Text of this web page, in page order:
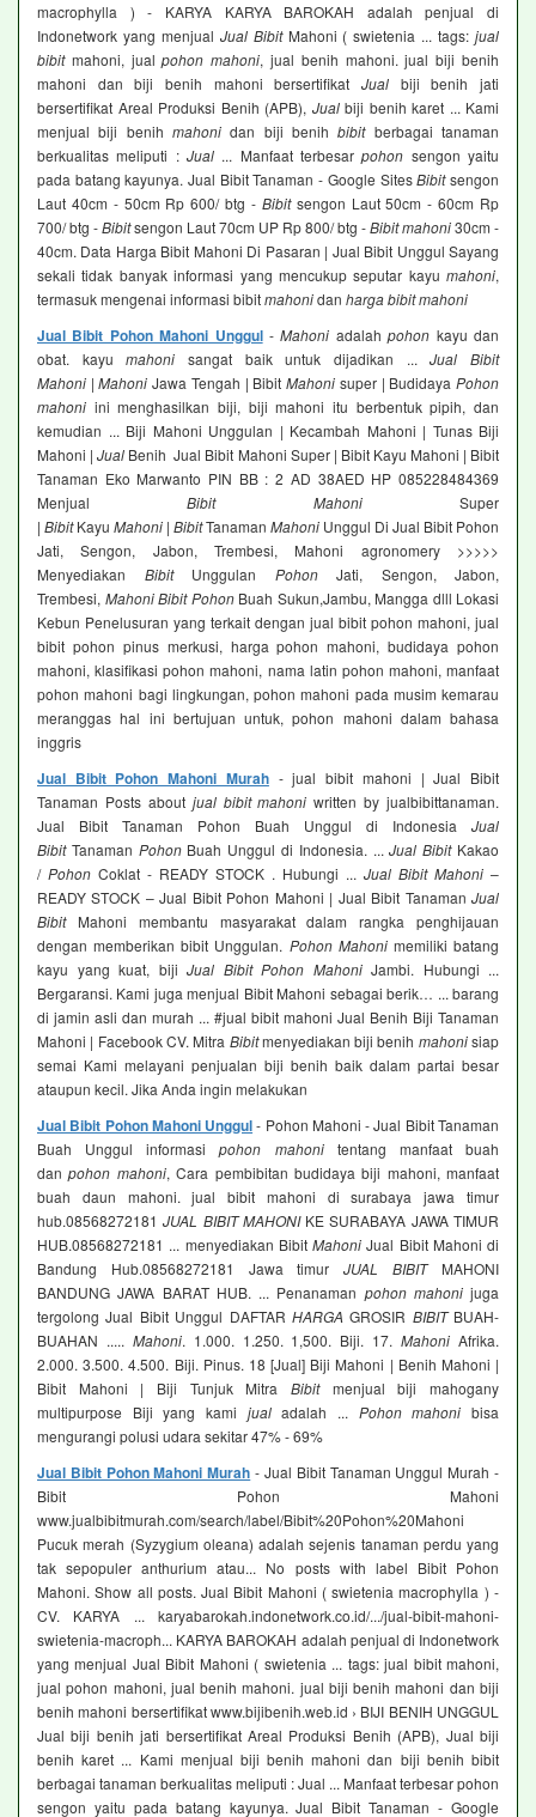
macrophylla ) - KARYA KARYA BAROKAH adalah penjual di
Indonetwork yang menjual Jual BibitMahoni ( swietenia ... tags:jual
bibitmahoni, jualpohon mahoni, jual benih mahoni. jual biji benih
mahoni dan biji benih mahoni bersertifikat Jual biji benih jati
bersertifikat Areal Produksi Benih (APB), Jualbiji benih karet ... Kami
menjual biji benih mahoni dan biji benihbibitberbagai tanaman
berkualitas meliputi : Jual ... Manfaat terbesarpohon sengon yaitu
pada batang kayunya. Jual Bibit Tanaman - Google SitesBibitsengon
Laut 40cm - 50cm Rp 600/ btg - Bibitsengon Laut 50cm - 60cm Rp
700/ btg -Bibitsengon Laut 70cm UP Rp 800/ btg -Bibit mahoni30cm -
40cm. Data Harga Bibit Mahoni Di Pasaran | Jual Bibit Unggul Sayang
sekali tidak banyak informasi yang mencukup seputar kayu mahoni,
termasuk mengenai informasi bibitmahonidan harga bibit mahoni
Jual Bibit Pohon Mahoni Unggul-Mahoni adalahpohon kayu dan
obat. kayumahoni sangat baik untuk dijadikan ...Jual Bibit
Mahoni |Mahoni Jawa Tengah | BibitMahoni super | BudidayaPohon
mahoni ini menghasilkan biji, biji mahoni itu berbentuk pipih, dan
kemudian ... Biji Mahoni Unggulan | Kecambah Mahoni | Tunas Biji
Mahoni |Jual Benih Jual Bibit Mahoni Super | Bibit Kayu Mahoni | Bibit
Tanaman Eko Marwanto PIN BB : 2 AD 38AED HP 085228484369
MenjualBibit MahoniSuper
| BibitKayu Mahoni | BibitTanaman Mahoni Unggul Di Jual Bibit Pohon
Jati, Sengon, Jabon, Trembesi, Mahoni agronomery >>>>>
Menyediakan BibitUnggulan PohonJati, Sengon, Jabon,
Trembesi, Mahoni Bibit PohonBuah Sukun,Jambu, Mangga dlll Lokasi
Kebun Penelusuran yang terkait dengan jual bibit pohon mahoni, jual
bibit pohon pinus merkusi, harga pohon mahoni, budidaya pohon
mahoni, klasifikasi pohon mahoni, nama latin pohon mahoni, manfaat
pohon mahoni bagi lingkungan, pohon mahoni pada musim kemarau
meranggas hal ini bertujuan untuk, pohon mahoni dalam bahasa
inggris
Jual Bibit Pohon Mahoni Murah- jual bibit mahoni | Jual Bibit
Tanaman Posts about jual bibit mahoni written by jualbibittanaman.
Jual Bibit Tanaman Pohon Buah Unggul di Indonesia Jual
BibitTanaman PohonBuah Unggul di Indonesia. ...Jual BibitKakao
/ Pohon Coklat - READY STOCK . Hubungi ... Jual Bibit Mahoni –
READY STOCK – Jual Bibit Pohon Mahoni | Jual Bibit Tanaman Jual
BibitMahoni membantu masyarakat dalam rangka penghijauan
dengan memberikan bibit Unggulan. Pohon Mahonimemiliki batang
kayu yang kuat, biji Jual Bibit Pohon MahoniJambi. Hubungi ...
Bergaransi. Kami juga menjual Bibit Mahoni sebagai berik… ... barang
di jamin asli dan murah ... #jual bibit mahoni Jual Benih Biji Tanaman
Mahoni | Facebook CV. Mitra Bibitmenyediakan biji benih mahonisiap
semai Kami melayani penjualan biji benih baik dalam partai besar
ataupun kecil. Jika Anda ingin melakukan
Jual Bibit Pohon Mahoni Unggul- Pohon Mahoni - Jual Bibit Tanaman
Buah Unggul informasipohon mahonitentang manfaat buah
danpohon mahoni, Cara pembibitan budidaya biji mahoni, manfaat
buah daun mahoni. jual bibit mahoni di surabaya jawa timur
hub.08568272181JUAL BIBIT MAHONIKE SURABAYA JAWA TIMUR
HUB.08568272181 ... menyediakan Bibit MahoniJual Bibit Mahoni di
Bandung Hub.08568272181 Jawa timurJUAL BIBITMAHONI
BANDUNG JAWA BARAT HUB. ... Penanaman pohon mahonijuga
tergolong Jual Bibit Unggul DAFTAR HARGA GROSIR BIBITBUAH-
BUAHAN ..... Mahoni. 1.000. 1.250. 1,500. Biji. 17.Mahoni Afrika.
2.000. 3.500. 4.500. Biji. Pinus. 18 [Jual] Biji Mahoni | Benih Mahoni |
Bibit Mahoni | Biji Tunjuk Mitra Bibitmenjual biji mahogany
multipurpose Biji yang kami jualadalah ... Pohon mahoni bisa
mengurangi polusi udara sekitar 47% - 69%
Jual Bibit Pohon Mahoni Murah - Jual Bibit Tanaman Unggul Murah -
Bibit Pohon Mahoni
www.jualbibitmurah.com/search/label/Bibit%20Pohon%20Mahoni
Pucuk merah (Syzygium oleana) adalah sejenis tanaman perdu yang
tak sepopuler anthurium atau... No posts with label Bibit Pohon
Mahoni. Show all posts. Jual Bibit Mahoni ( swietenia macrophylla ) -
CV. KARYA ... karyabarokah.indonetwork.co.id/.../jual-bibit-mahoni-
swietenia-macroph... KARYA BAROKAH adalah penjual di Indonetwork
yang menjual Jual Bibit Mahoni ( swietenia ... tags: jual bibit mahoni,
jual pohon mahoni, jual benih mahoni. jual biji benih mahoni dan biji
benih mahoni bersertifikat www.bijibenih.web.id › BIJI BENIH UNGGUL
Jual biji benih jati bersertifikat Areal Produksi Benih (APB), Jual biji
benih karet ... Kami menjual biji benih mahoni dan biji benih bibit
berbagai tanaman berkualitas meliputi : Jual ... Manfaat terbesar pohon
sengon yaitu pada batang kayunya. Jual Bibit Tanaman - Google